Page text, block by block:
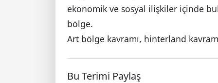
ekonomik ve sosyal ilişkiler içinde
bölge.
Art bölge kavramı, hinterland
Bu Terimi Paylaş